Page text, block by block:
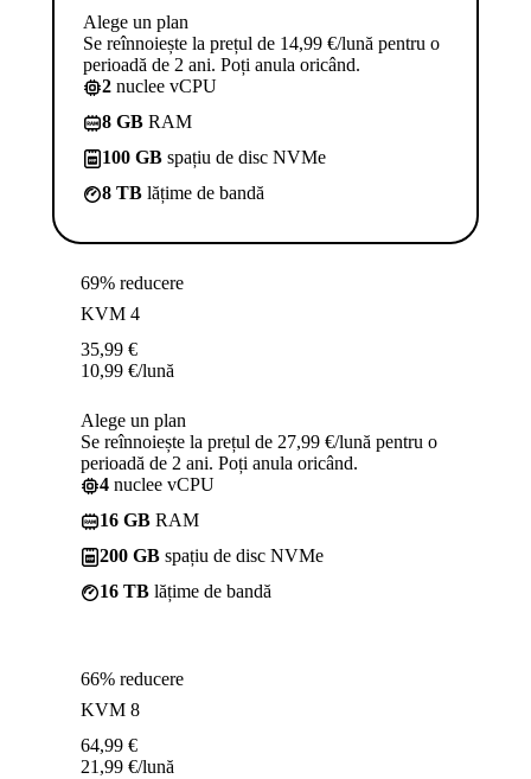
Alege un plan
Se reînnoiește la prețul de 14,99 €/lună pentru o
perioadă de 2 ani. Poți anula oricând.
2 nuclee vCPU
8 GB RAM
100 GB spațiu de disc NVMe
8 TB lățime de bandă
69% reducere
KVM 4
35,99 €
10,99 €/lună
Alege un plan
Se reînnoiește la prețul de 27,99 €/lună pentru o
perioadă de 2 ani. Poți anula oricând.
4 nuclee vCPU
16 GB RAM
200 GB spațiu de disc NVMe
16 TB lățime de bandă
66% reducere
KVM 8
64,99 €
21,99 €/lună